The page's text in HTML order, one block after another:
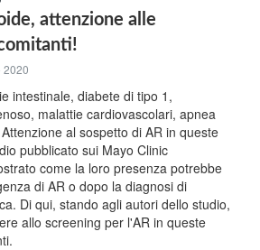
attenzione alle
2020
intestinale, diabete di tipo 1,
malattie cardiovascolari, apnea
al sospetto di AR in queste
pubblicato sui Mayo Clinic
come la loro presenza potrebbe
di AR o dopo la diagnosi di
Di qui, stando agli autori dello studio,
allo screening per l'AR in queste